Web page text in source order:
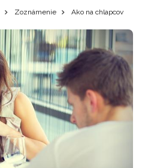
Zoznámenie Ako na chlapcov